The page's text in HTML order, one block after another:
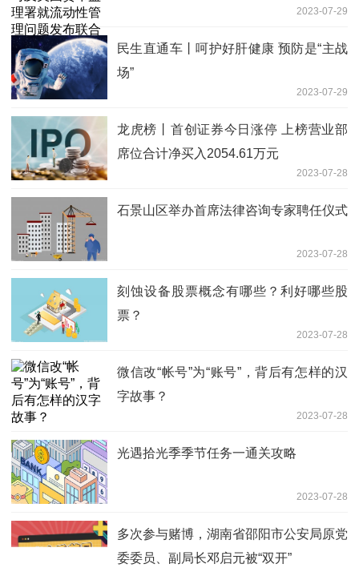
2023-07-29
民生直通车丨呵护好肝健康 预防是“主战
场”
2023-07-29
龙虎榜丨首创证券今日涨停 上榜营业部
席位合计净买入2054.61万元
2023-07-28
石景山区举办首席法律咨询专家聘任仪式
2023-07-28
刻蚀设备股票概念有哪些？利好哪些股
票？
2023-07-28
微信改“帐号”为“账号”，背后有怎样的汉
字故事？
2023-07-28
光遇拾光季季节任务一通关攻略
2023-07-28
多次参与赌博，湖南省邵阳市公安局原党
委委员、副局长邓启元被“双开”